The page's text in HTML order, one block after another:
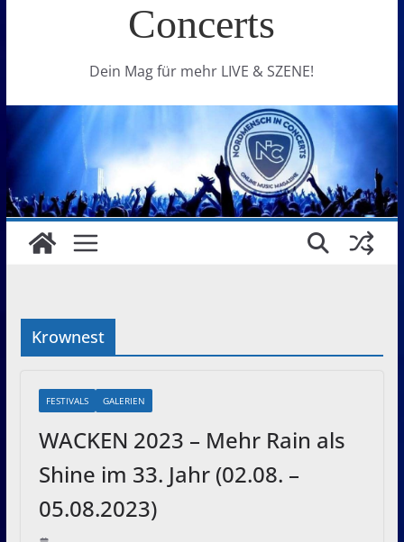
Concerts
Dein Mag für mehr LIVE & SZENE!
Krownest
FESTIVALS GALERIEN
WACKEN 2023 – Mehr Rain als
Shine im 33. Jahr (02.08. –
05.08.2023)